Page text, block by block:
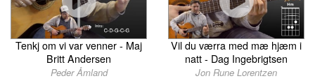
Tenkj om vi var venner - Maj
Britt Andersen
Peder Åmland
Vil du værra med mæ hjæm i
natt - Dag Ingebrigtsen
Jon Rune Lorentzen